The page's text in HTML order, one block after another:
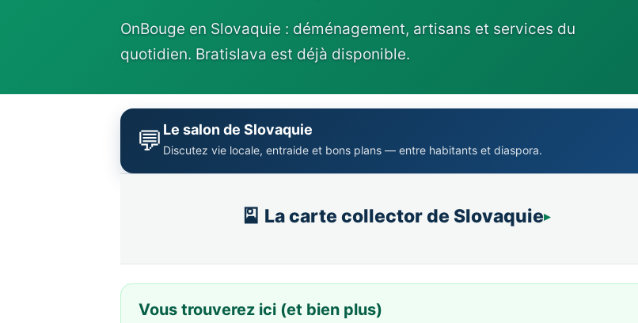
OnBouge en Slovaquie : déménagement, artisans et services du
quotidien. Bratislava est déjà disponible.
💬 Le salon de Slovaquie
Discutez vie locale, entraide et bons plans — entre habitants et diaspora.
🎴 La carte collector de Slovaquie
Vous trouverez ici (et bien plus)